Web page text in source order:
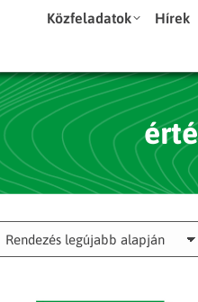
Közfeladatok Hírek